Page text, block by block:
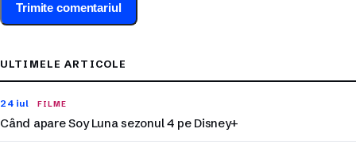
ULTIMELE ARTICOLE
24 iul FILME
Când apare Soy Luna sezonul 4 pe Disney+